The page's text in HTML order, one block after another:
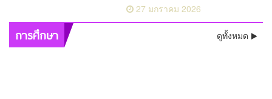
27 มกราคม 2026
การศึกษา ดูทั้งหมด